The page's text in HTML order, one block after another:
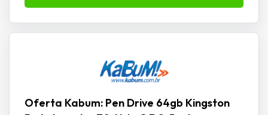
Oferta Kabum: Pen Drive 64gb Kingston